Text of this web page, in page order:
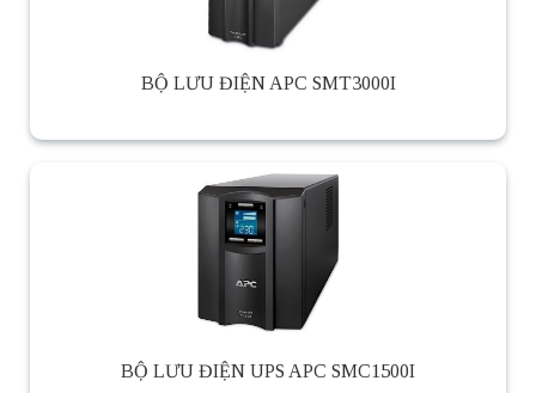
BỘ LƯU ĐIỆN APC SMT3000I
BỘ LƯU ĐIỆN UPS APC SMC1500I